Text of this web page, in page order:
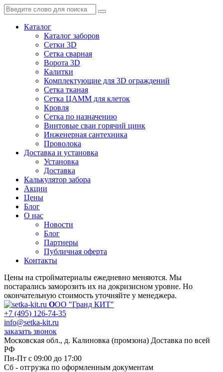
Каталог
Каталог заборов
Сетки 3D
Сетка сварная
Ворота 3D
Калитки
Комплектующие для 3D ограждений
Сетка тканая
Сетка ЦАММ для клеток
Кровля
Сетка по назначению
Винтовые сваи горячий цинк
Инженерная сантехника
Проволока
Доставка и установка
Установка
Доставка
Калькулятор забора
Акции
Цены
Блог
О нас
Новости
Блог
Партнеры
Публичная оферта
Контакты
Цены на стройматериалы ежедневно меняются. Мы
постарались заморозить их на докризисном уровне. Но
окончательную стоимость уточняйте у менеджера.
ООО "Гранд КИТ"
+7 (495) 126-74-35
info@setka-kit.ru
заказать звонок
Московская обл., д. Калиновка (промзона) Доставка по всей
РФ
Пн-Пт с 09:00 до 17:00
Сб - отгрузка по оформленным документам